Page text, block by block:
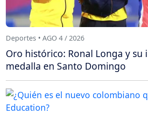
Deportes • AGO 4 / 2026
Oro histórico: Ronal Longa y su
medalla en Santo Domingo